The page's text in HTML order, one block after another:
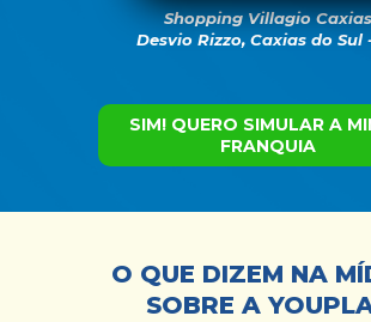
Shopping Villagio Caxias
Desvio Rizzo, Caxias do Sul
SIM! QUERO SIMULAR A
FRANQUIA
O QUE DIZEM NA
SOBRE A